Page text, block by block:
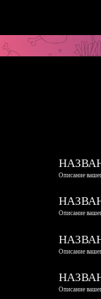
Описание
Описание
Описание
Описание